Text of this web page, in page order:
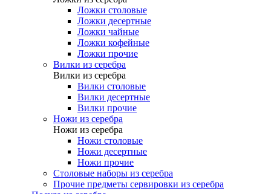
Ложки столовые
Ложки десертные
Ложки чайные
Ложки кофейные
Ложки прочие
Вилки из серебра
Вилки из серебра
Вилки столовые
Вилки десертные
Вилки прочие
Ножи из серебра
Ножи из серебра
Ножи столовые
Ножи десертные
Ножи прочие
Столовые наборы из серебра
Прочие предметы сервировки из серебра